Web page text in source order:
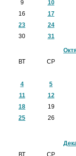
9 10
16 17
23 24
30 31
ВТ СР
4 5
11 12
18 19
25 26
ВТ СР